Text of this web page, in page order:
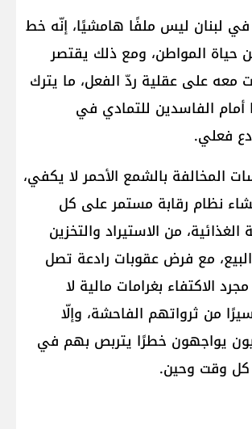
في لبنان ليس ملفًا هامشيًا، إنّه خط
عن حياة المواطن، ومع ذلك يقتصر
معه على عقلية ردّ الفعل، ما يترك
أمام الفاسدين للتمادي في
فعلي.
المخالفة بالشمع الأحمر لا يكفي،
نظام رقابة مستمر على كل
من الاستيراد والتخزين
مع فرض عقوبات رادعة تصل
الاكتفاء بغرامات مالية لا
من ثرواتهم الفاحشة، وإلّا
يواجهون خطرًا يتربص بهم في
وقت وحين.